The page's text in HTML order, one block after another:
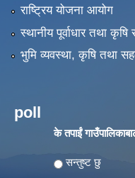
राष्ट्रिय योजना आयोग
स्थानीय पूर्वाधार तथा
भुमि व्यवस्था, कृषि तथा
poll
के तपाईं
Choices
सन्तुष्ट छु